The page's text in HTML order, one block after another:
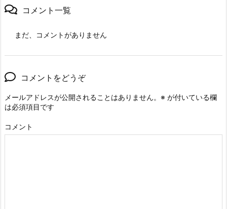
コメント一覧
まだ、コメントがありません
コメントをどうぞ
メールアドレスが公開されることはありません。 ※ が付いている欄
は必須項目です
コメント